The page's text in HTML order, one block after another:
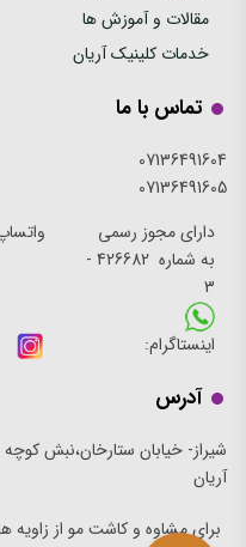
مقالات و آموزش ها
خدمات کلینیک آریان
تماس با ما
07136491604
07136491605
دارای مجوز رسمی
به شماره 426682 -
3
اینستاگرام:
آدرس
آریان
برای مشاوه و کاشت مو از